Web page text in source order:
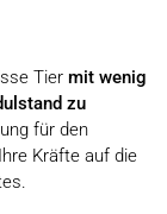
Tier mit wenig
zu
für den
Kräfte auf die